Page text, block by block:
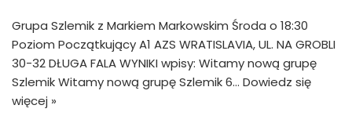
Grupa Szlemik z Markiem Markowskim Środa o 18:30
Poziom Początkujący A1 AZS WRATISLAVIA, UL. NA GROBLI
30-32 DŁUGA FALA WYNIKI wpisy: Witamy nową grupę
Szlemik Witamy nową grupę Szlemik 6… Dowiedz się
więcej »